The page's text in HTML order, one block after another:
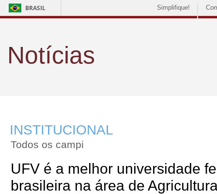
BRASIL Simplifique!
Notícias
INSTITUCIONAL
Todos os campi
UFV é a melhor universidade
brasileira na área de